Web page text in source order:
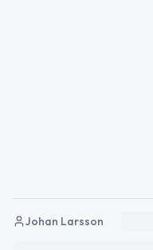
Johan Larsson